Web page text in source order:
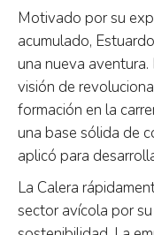
Motivado por su
acumulado,
una nueva
visión de
formación en la
una base sólida de
aplicó para
La Calera
sector avícola por